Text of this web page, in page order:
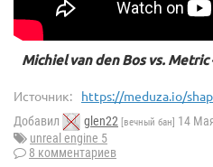
Michiel van den Bos vs.
Источник: https://meduza.io/
Добавил glen22 [вечный бан]
14
unreal engine 5
8 комментариев